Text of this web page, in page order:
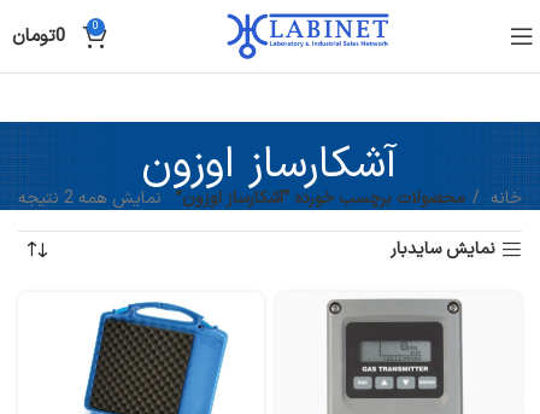
0
0تومان
آشکارساز اوزون
خانه محصولات برچسب خورده “آشکارساز اوزون”
نمایش همه 2 نتیجه
نمایش سایدبار